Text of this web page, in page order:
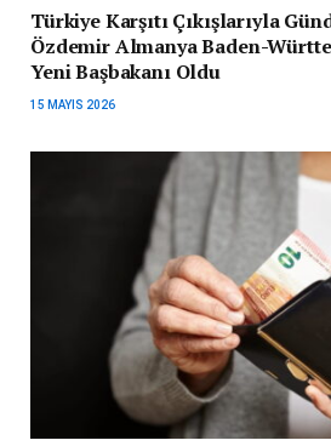
Türkiye Karşıtı Çıkışlarıyla
Özdemir Almanya Baden-
Yeni Başbakanı Oldu
15 MAYIS 2026